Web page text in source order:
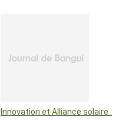
Innovation et Alliance solaire :